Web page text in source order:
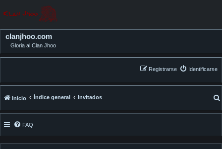
clanjhoo.com
Gloria al Clan Jhoo
Identificarse
Registrarse
Inicio Índice general Invitados
FAQ